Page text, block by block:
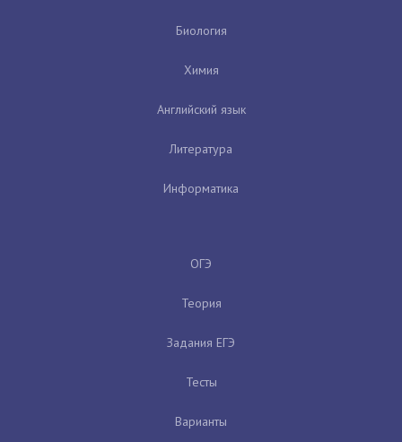
Биология
Химия
Английский язык
Литература
Информатика
ОГЭ
Теория
Задания ЕГЭ
Тесты
Варианты